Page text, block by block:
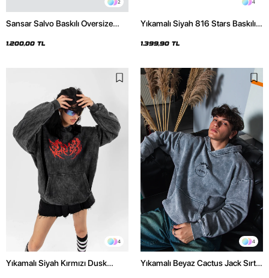
2
Sansar Salvo Baskılı Oversize
1.200,00 TL
4
Yıkamalı Siyah 816 Stars Baskılı
1.399,90 TL
4
Yıkamalı Siyah Kırmızı Dusk
4
Yıkamalı Beyaz Cactus Jack Sırt